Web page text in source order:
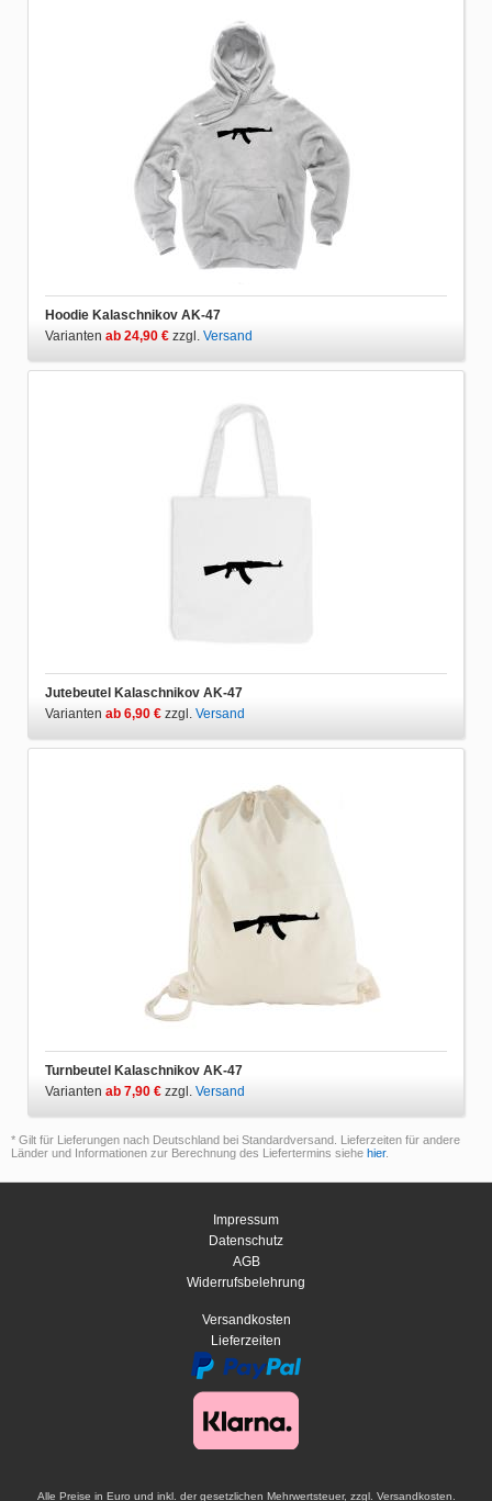
Hoodie Kalaschnikov AK-47
Varianten ab 24,90 € zzgl. Versand
Jutebeutel Kalaschnikov AK-47
Varianten ab 6,90 € zzgl. Versand
Turnbeutel Kalaschnikov AK-47
Varianten ab 7,90 € zzgl. Versand
* Gilt für Lieferungen nach Deutschland bei Standardversand. Lieferzeiten für andere
Länder und Informationen zur Berechnung des Liefertermins siehe hier.
Impressum
Datenschutz
AGB
Widerrufsbelehrung
Versandkosten
Lieferzeiten
Alle Preise in Euro und inkl. der gesetzlichen Mehrwertsteuer, zzgl. Versandkosten.